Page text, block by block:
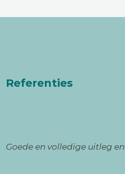
Referenties
Goede en volledige uitleg